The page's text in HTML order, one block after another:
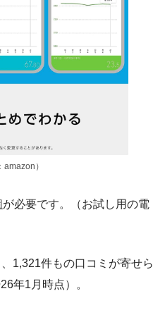
amazon）
が必要です。（お試し用の電
1,321件もの口コミが寄せら
年1月時点）。